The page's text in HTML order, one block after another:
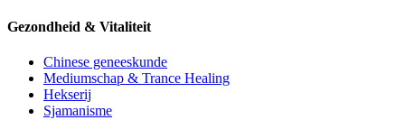
Gezondheid & Vitaliteit
Chinese geneeskunde
Mediumschap & Trance Healing
Hekserij
Sjamanisme